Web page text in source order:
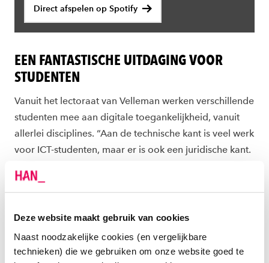
Deze website maakt gebruik van cookies
Naast noodzakelijke cookies (en vergelijkbare
technieken) die we gebruiken om onze website goed te
Direct afspelen op Spotify
EEN FANTASTISCHE UITDAGING VOOR
STUDENTEN
Vanuit het lectoraat van Velleman werken verschillende
studenten mee aan digitale toegankelijkheid, vanuit
allerlei disciplines. “Aan de technische kant is veel werk
voor ICT-studenten, maar er is ook een juridische kant.
dat voor product X of Y?”
De HAN werkt onder andere aan
het Europese
programma helpt bedrijven om de toegankelijkheid